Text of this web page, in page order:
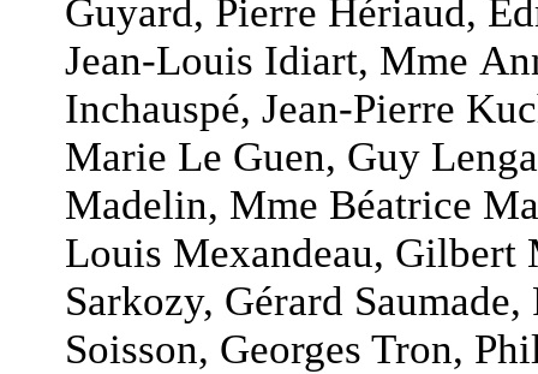
Guyard, Pierre Hériaud,
Jean-Louis Idiart, Mme
Inchauspé, Jean-Pierre
Marie Le Guen, Guy
Madelin, Mme Béatrice
Louis Mexandeau,
Sarkozy, Gérard
Soisson, Georges Tron,